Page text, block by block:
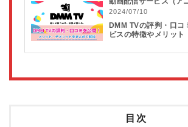
2024/07/10
DMM TVの評判・口コ
ビスの特徴やメリット
目次